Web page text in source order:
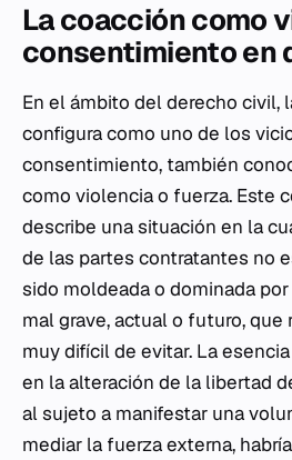
La coacción como
consentimiento en
En el ámbito del derecho civil,
configura como uno de los
consentimiento, también
como violencia o fuerza. Este
describe una situación en la
de las partes contratantes no
sido moldeada o dominada
mal grave, actual o futuro,
muy difícil de evitar. La
en la alteración de la libertad
al sujeto a manifestar una
mediar la fuerza externa,